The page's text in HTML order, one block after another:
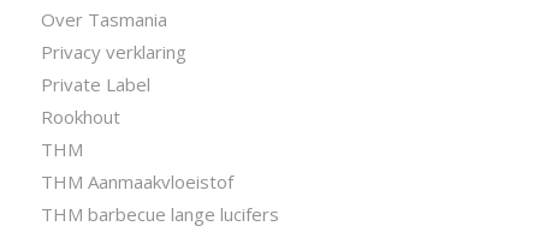
Over Tasmania
Privacy verklaring
Private Label
Rookhout
THM
THM Aanmaakvloeistof
THM barbecue lange lucifers